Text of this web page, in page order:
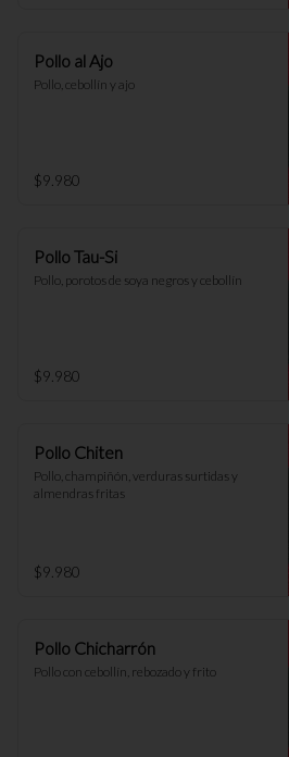
Pollo al Ajo
Pollo, cebollín y ajo
$9.980
Pollo Tau-Si
Pollo, porotos de soya negros y cebollín
$9.980
Pollo Chiten
Pollo, champiñón, verduras surtidas y
almendras fritas
$9.980
Pollo Chicharrón
Pollo con cebollín, rebozado y frito